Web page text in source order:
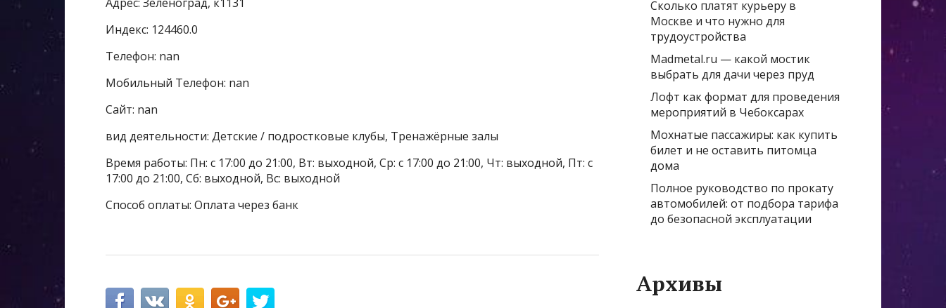
Индекс: 124460.0
Телефон: nan
Мобильный Телефон: nan
Сайт: nan
вид деятельности: Детские / подростковые клубы, Тренажёрные залы
Время работы: Пн: с 17:00 до 21:00, Вт: выходной, Ср: с 17:00 до 21:00, Чт: выходной, Пт: с
17:00 до 21:00, Сб: выходной, Вс: выходной
Способ оплаты: Оплата через банк
Сколько платят курьеру в
Москве и что нужно для
трудоустройства
Madmetal.ru — какой мостик
выбрать для дачи через пруд
Лофт как формат для проведения
мероприятий в Чебоксарах
Мохнатые пассажиры: как купить
билет и не оставить питомца
дома
Полное руководство по прокату
автомобилей: от подбора тарифа
до безопасной эксплуатации
Архивы